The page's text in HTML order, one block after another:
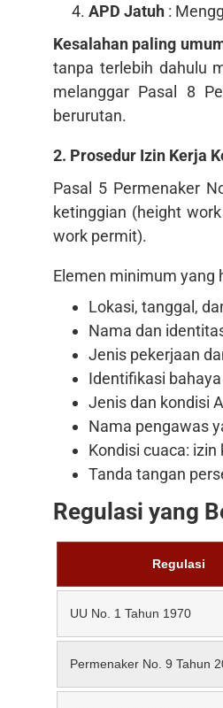
APD Jatuh :
Kesalahan paling
tanpa terlebih dahulu
melanggar Pasal 8
berurutan.
2. Prosedur Izin Kerja
Pasal 5 Permenaker
ketinggian (height
work permit).
Elemen minimum yang
Lokasi, tanggal,
Nama dan
Jenis pekerjaan
Identifikasi
Jenis dan kondisi
Nama pengawas
Kondisi cuaca:
Tanda tangan
Regulasi yang
Regulasi
UU No. 1 Tahun 1970
Permenaker No. 9 Tahun